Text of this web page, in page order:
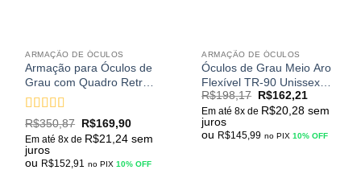
ARMAÇÃO DE ÓCULOS
Armação para Óculos de
Grau com Quadro Retrô
Quadrado Unissex com
Lente para Computador
ou Leitura
Avaliação
4.95de 5
R$350,87 R$169,90
Em até 8x de R$21,24 sem
juros
ou R$152,91 no PIX10% OFF
ARMAÇÃO DE ÓCULOS
Óculos de Grau Meio Aro
Flexível TR-90 Unissex
Reven jate
R$198,17 R$162,21
Em até 8x de R$20,28 sem
juros
ou R$145,99 no PIX10% OFF